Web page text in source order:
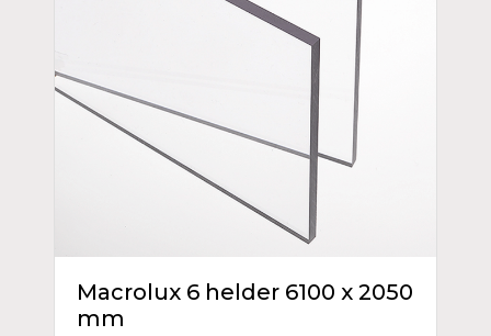
Macrolux 6 helder 6100 x 2050
mm